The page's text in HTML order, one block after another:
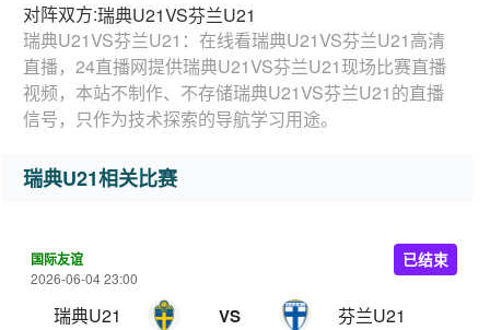
对阵双方:瑞典U21VS芬兰U21
瑞典U21VS芬兰U21：在线看瑞典U21VS芬兰U21高清
直播，24直播网提供瑞典U21VS芬兰U21现场比赛直播
视频，本站不制作、不存储瑞典U21VS芬兰U21的直播
信号，只作为技术探索的导航学习用途。
瑞典U21相关比赛
国际友谊
2026-06-04 23:00
瑞典U21 VS 芬兰U21
已结束